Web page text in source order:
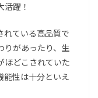
躍！
れている高品質で
りがあったり、生
ほどこされていた
能性は十分といえ